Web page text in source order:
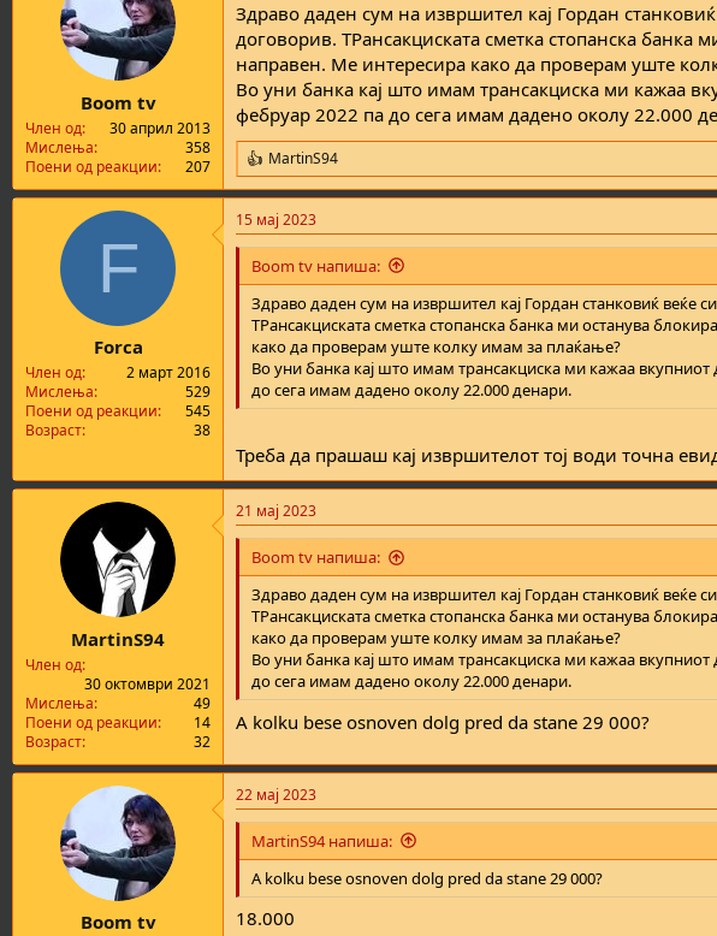
Boom tv
Член од
30 април 2013
Мислења
358
Поени од реакции
207
Здраво даден сум на извршител кај Гордан
договорив. ТРансакциската сметка стопанска банка
направен. Ме интересира како да проверам уште
Во уни банка кај што имам трансакциска ми кажаа
фебруар 2022 па до сега имам дадено околу 22.000
R
e
a
c
t
o
n
MartinS94
F
Forca
Член од
2 март 2016
Мислења
529
Поени од реакции
545
Возраст
38
15 мај 2023
Boom tv напиша:
Здраво даден сум на извршител кај Гордан станковиќ веќе
ТРансакциската сметка стопанска банка ми останува
како да проверам уште колку имам за плаќање?
Во уни банка кај што имам трансакциска ми кажаа
до сега имам дадено околу 22.000 денари.
Треба да прашаш кај извршителот тој води точна
MartinS94
Член од
30 октомври 2021
Мислења
49
Поени од реакции
14
Возраст
32
21 мај 2023
Boom tv напиша:
Здраво даден сум на извршител кај Гордан станковиќ веќе
ТРансакциската сметка стопанска банка ми останува
како да проверам уште колку имам за плаќање?
Во уни банка кај што имам трансакциска ми кажаа
до сега имам дадено околу 22.000 денари.
A kolku bese osnoven dolg pred da stane 29 000?
Boom tv
22 мај 2023
MartinS94 напиша:
A kolku bese osnoven dolg pred da stane 29 000?
18.000